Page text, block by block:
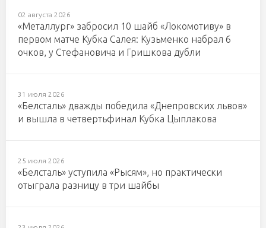
02 августа 2026
«Металлург» забросил 10 шайб «Локомотиву» в
первом матче Кубка Салея: Кузьменко набрал 6
очков, у Стефановича и Гришкова дубли
31 июля 2026
«Белсталь» дважды победила «Днепровских львов»
и вышла в четвертьфинал Кубка Цыплакова
25 июля 2026
«Белсталь» уступила «Рысям», но практически
отыграла разницу в три шайбы